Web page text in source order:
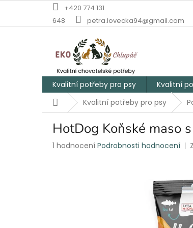
obsah
+420 774 131
648
petra.lovecka94@gmail.com
Kvalitní potřeby pro psy Kvalitní
DomůKvalitní potřeby pro psy
HotDog Koňské maso
Průměrné
1 hodnocení Podrobnosti hodnocení